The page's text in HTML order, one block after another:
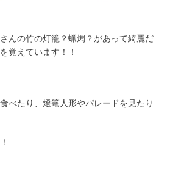
んの竹の灯籠？蝋燭？があって綺麗だ
覚えています！！
べたり、燈篭人形やパレードを見たり